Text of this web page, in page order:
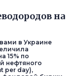
на
в Украине
15% по
нефтяного
per day),